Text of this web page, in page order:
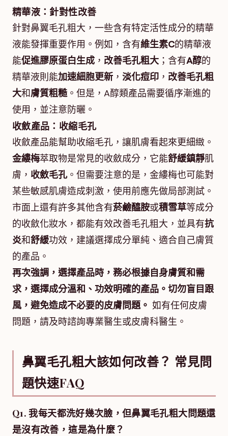
精華液：針對性改善
針對鼻翼毛孔粗大，一些含有特定活性成分的精華
液能發揮重要作用。例如，含有維生素C的精華液
能促進膠原蛋白生成 ， 改善毛孔粗大 ；含有A醇的
精華液則能加速細胞更新 ， 淡化痘印 ， 改善毛孔粗
大和膚質粗糙。但是，A醇類產品需要循序漸進的
使用，並注意防曬。
收斂產品：收縮毛孔
收斂產品能幫助收縮毛孔，讓肌膚看起來更細緻。
金縷梅萃取物是常見的收斂成分，它能舒緩鎮靜肌
膚， 收斂毛孔。但需要注意的是，金縷梅也可能對
某些敏感肌膚造成刺激，使用前應先做局部測試。
市面上還有許多其他含有菸鹼醯胺或積雪草等成分
的收斂化妝水，都能有效改善毛孔粗大，並具有抗
炎和舒緩功效，建議選擇成分單純、適合自己膚質
的產品。
再次強調，選擇產品時，務必根據自身膚質和需
求，選擇成分溫和、功效明確的產品。切勿盲目跟
風，避免造成不必要的皮膚問題。 如有任何皮膚
問題，請及時諮詢專業醫生或皮膚科醫生。
鼻翼毛孔粗大該如何改善？ 常見問
題快速FAQ
Q1. 我每天都洗好幾次臉，但鼻翼毛孔粗大問題還
是沒有改善，這是為什麼？